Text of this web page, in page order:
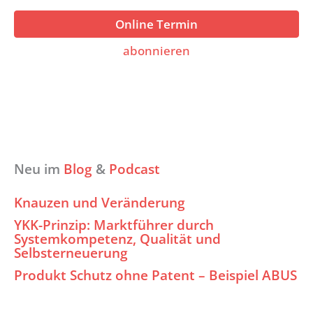
Online Termin
abonnieren
Neu im Blog & Podcast
Knauzen und Veränderung
YKK-Prinzip: Marktführer durch
Systemkompetenz, Qualität und
Selbsterneuerung
Produkt Schutz ohne Patent – Beispiel ABUS